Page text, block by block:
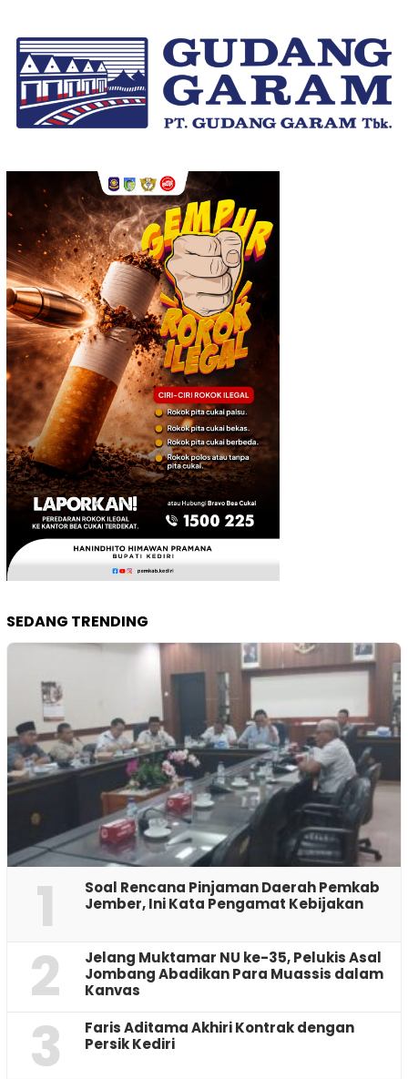
SEDANG TRENDING
1
‎Soal Rencana Pinjaman Daerah Pemkab
Jember, Ini Kata Pengamat Kebijakan ‎
2
Jelang Muktamar NU ke-35, Pelukis Asal
Jombang Abadikan Para Muassis dalam
Kanvas
3
Faris Aditama Akhiri Kontrak dengan
Persik Kediri